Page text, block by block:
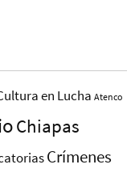
en Lucha Atenco
Chiapas
Crímenes